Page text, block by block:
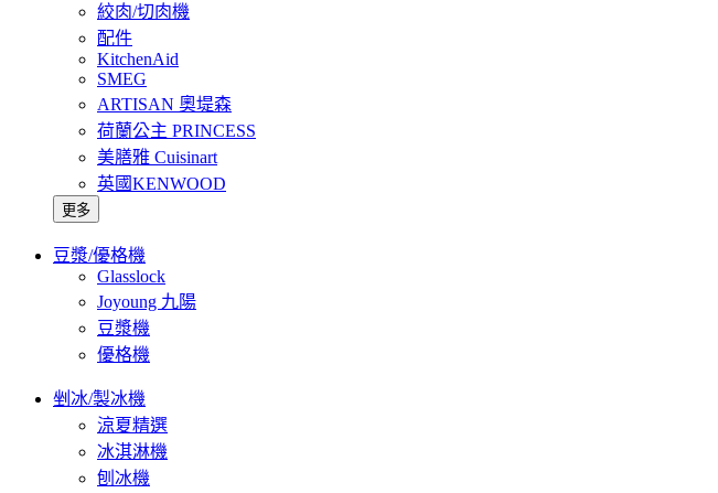
絞肉/切肉機
配件
KitchenAid
SMEG
ARTISAN 奧堤森
荷蘭公主 PRINCESS
美膳雅 Cuisinart
英國KENWOOD
更多
豆漿/優格機
Glasslock
Joyoung 九陽
豆漿機
優格機
剉冰/製冰機
涼夏精選
冰淇淋機
刨冰機